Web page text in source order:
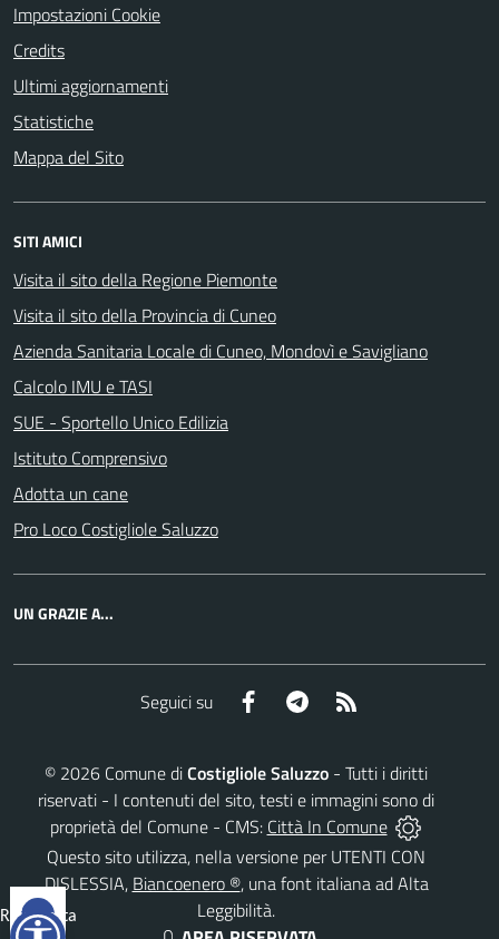
Impostazioni Cookie
Credits
Ultimi aggiornamenti
Statistiche
Mappa del Sito
SITI AMICI
Visita il sito della Regione Piemonte
Visita il sito della Provincia di Cuneo
Azienda Sanitaria Locale di Cuneo, Mondovì e Savigliano
Calcolo IMU e TASI
SUE - Sportello Unico Edilizia
Istituto Comprensivo
Adotta un cane
Pro Loco Costigliole Saluzzo
UN GRAZIE A...
Seguici su Facebook Telegram
© 2026 Comune diCostigliole Saluzzo - Tutti i diritti
riservati - I contenuti del sito, testi e immagini sono di
proprietà del Comune - CMS: Città In Comune
Questo sito utilizza, nella versione per UTENTI CON
DISLESSIA, Biancoenero ®, una font italiana ad Alta
Leggibilità.
Reimposta
tutto